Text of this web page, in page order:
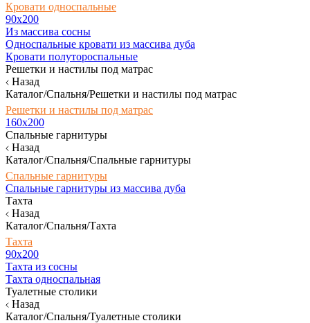
Кровати односпальные
90х200
Из массива сосны
Односпальные кровати из массива дуба
Кровати полутороспальные
Решетки и настилы под матрас
Назад
Каталог/Спальня/Решетки и настилы под матрас
Решетки и настилы под матрас
160х200
Спальные гарнитуры
Назад
Каталог/Спальня/Спальные гарнитуры
Спальные гарнитуры
Спальные гарнитуры из массива дуба
Тахта
Назад
Каталог/Спальня/Тахта
Тахта
90х200
Тахта из сосны
Тахта односпальная
Туалетные столики
Назад
Каталог/Спальня/Туалетные столики